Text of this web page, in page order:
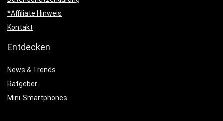
*Affiliate Hinweis
Kontakt
Entdecken
News & Trends
Ratgeber
Mini-Smartphones